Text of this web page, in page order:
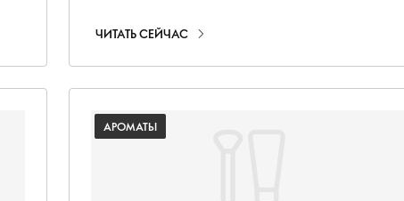
ЧИТАТЬ СЕЙЧАС
АРОМАТЫ